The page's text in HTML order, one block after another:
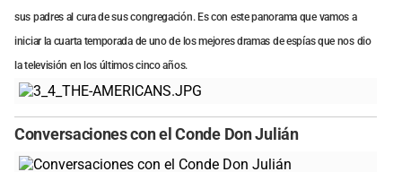
sus padres al cura de sus congregación. Es con este panorama que vamos a
iniciar la cuarta temporada de uno de los mejores dramas de espías que nos dio
la televisión en los últimos cinco años.
Conversaciones con el Conde Don Julián